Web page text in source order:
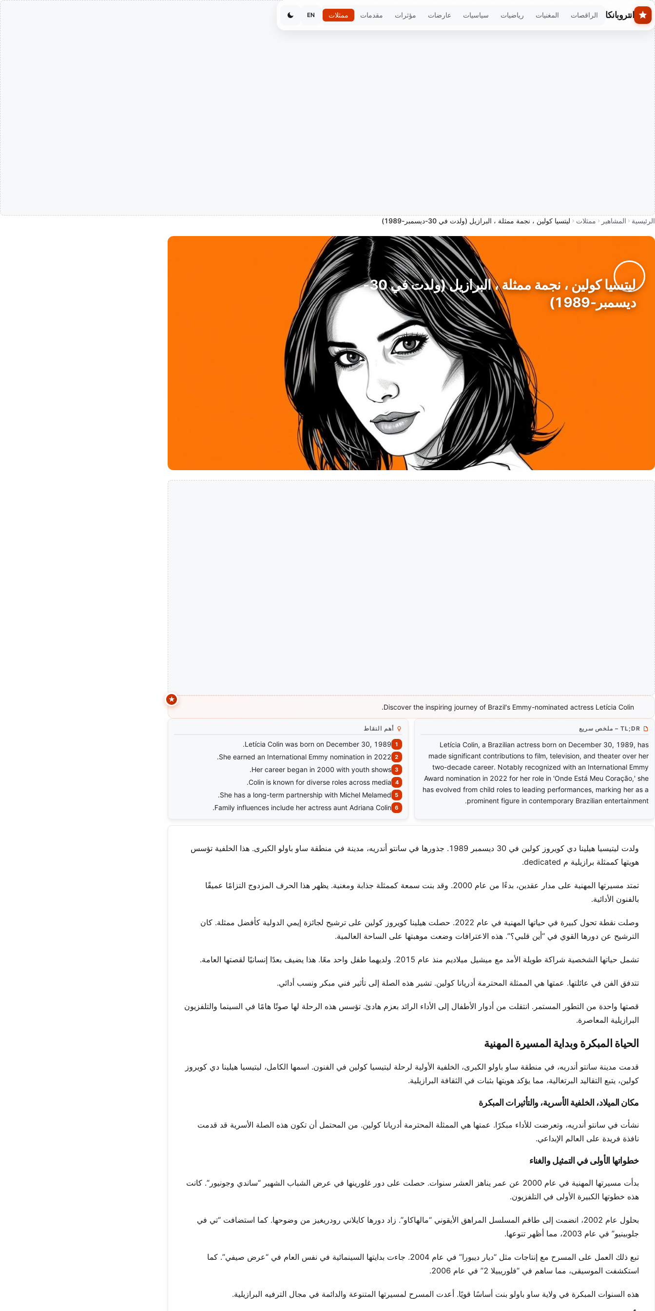
Skip to main content
انتروبانكا الراقصات المغنيات رياضيات سياسيات عارضات مؤثرات مقدمات ممثلات EN
الرئيسية المشاهير ممثلات ليتسيا كولين ، نجمة ممثلة ، البرازيل (ولدت في 30-ديسمبر-1989)
ليتسيا كولين ، نجمة ممثلة ، البرازيل (ولدت في 30-
ديسمبر-1989)
Discover the inspiring journey of Brazil's Emmy-nominated actress Letícia Colin.
TL;DR – ملخص سريع
Letícia Colin, a Brazilian actress born on December 30, 1989, has
made significant contributions to film, television, and theater over her
two-decade career. Notably recognized with an International Emmy
Award nomination in 2022 for her role in 'Onde Está Meu Coração,' she
has evolved from child roles to leading performances, marking her as a
prominent figure in contemporary Brazilian entertainment.
أهم النقاط
Letícia Colin was born on December 30, 1989.
She earned an International Emmy nomination in 2022.
Her career began in 2000 with youth shows.
Colin is known for diverse roles across media.
She has a long-term partnership with Michel Melamed.
Family influences include her actress aunt Adriana Colin.
ولدت ليتيسيا هيلينا دي كويروز كولين في 30 ديسمبر 1989. جذورها في سانتو أندريه، مدينة في منطقة ساو باولو الكبرى. هذا الخلفية تؤسس
هويتها كممثلة برازيلية م dedicated.
تمتد مسيرتها المهنية على مدار عقدين، بدءًا من عام 2000. وقد بنت سمعة كممثلة جذابة ومغنية. يظهر هذا الحرف المزدوج التزامًا عميقًا
بالفنون الأدائية.
وصلت نقطة تحول كبيرة في حياتها المهنية في عام 2022. حصلت هيلينا كويروز كولين على ترشيح لجائزة إيمي الدولية كأفضل ممثلة. كان
الترشيح عن دورها القوي في “أين قلبي؟”. هذه الاعترافات وضعت موهبتها على الساحة العالمية.
تشمل حياتها الشخصية شراكة طويلة الأمد مع ميشيل ميلاديم منذ عام 2015. ولديهما طفل واحد معًا. هذا يضيف بعدًا إنسانيًا لقصتها العامة.
تتدفق الفن في عائلتها. عمتها هي الممثلة المحترمة أدريانا كولين. تشير هذه الصلة إلى تأثير فني مبكر ونسب أدائي.
قصتها واحدة من التطور المستمر. انتقلت من أدوار الأطفال إلى الأداء الرائد بعزم هادئ. تؤسس هذه الرحلة لها صوتًا هامًا في السينما والتلفزيون
البرازيلية المعاصرة.
الحياة المبكرة وبداية المسيرة المهنية
قدمت مدينة سانتو أندريه، في منطقة ساو باولو الكبرى، الخلفية الأولية لرحلة ليتيسيا كولين في الفنون. اسمها الكامل، ليتيسيا هيلينا دي كويروز
كولين، يتبع التقاليد البرتغالية، مما يؤكد هويتها بثبات في الثقافة البرازيلية.
مكان الميلاد، الخلفية الأسرية، والتأثيرات المبكرة
نشأت في سانتو أندريه، وتعرضت للأداء مبكرًا. عمتها هي الممثلة المحترمة أدريانا كولين. من المحتمل أن تكون هذه الصلة الأسرية قد قدمت
نافذة فريدة على العالم الإبداعي.
خطواتها الأولى في التمثيل والغناء
بدأت مسيرتها المهنية في عام 2000 عن عمر يناهز العشر سنوات. حصلت على دور غلورينها في عرض الشباب الشهير “ساندي وجونيور”. كانت
هذه خطوتها الكبيرة الأولى في التلفزيون.
بحلول عام 2002، انضمت إلى طاقم المسلسل المراهق الأيقوني “مالهاكاو”. زاد دورها كايلاني رودريغيز من وضوحها. كما استضافت “تي في
جلوبينيو” في عام 2003، مما أظهر تنوعها.
تبع ذلك العمل على المسرح مع إنتاجات مثل “ديار ديبورا” في عام 2004. جاءت بدايتها السينمائية في نفس العام في “عرض صيفي”. كما
استكشفت الموسيقى، مما ساهم في “فلوريبيلا 2” في عام 2006.
هذه السنوات المبكرة في ولاية ساو باولو بنت أساسًا قويًا. أعدت المسرح لمسيرتها المتنوعة والدائمة في مجال الترفيه البرازيلية.